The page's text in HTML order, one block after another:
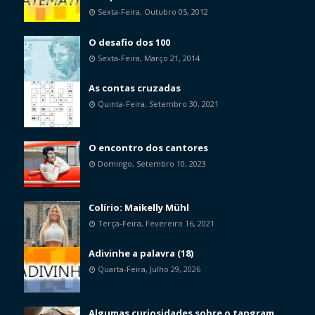
Sexta-Feira, Outubro 05, 2012
O desafio dos 100
Sexta-Feira, Março 21, 2014
As contas cruzadas
Quinta-Feira, Setembro 30, 2021
O encontro dos cantores
Domingo, Setembro 10, 2023
Colírio: Maikelly Mühl
Terça-Feira, Fevereiro 16, 2021
Adivinhe a palavra (18)
Quarta-Feira, Julho 29, 2026